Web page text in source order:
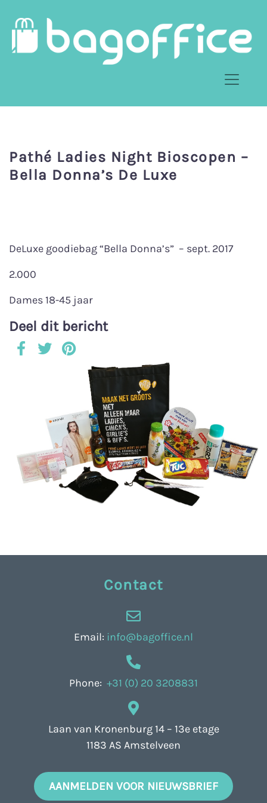
Pathé Ladies Night Bioscopen –
Bella Donna’s De Luxe
DeLuxe goodiebag “Bella Donna’s” – sept. 2017
2.000
Dames 18-45 jaar
Deel dit bericht
Contact
Email: info@bagoffice.nl
Phone: +31 (0) 20 3208831
Laan van Kronenburg 14 – 13e etage
1183 AS Amstelveen
AANMELDEN VOOR NIEUWSBRIEF